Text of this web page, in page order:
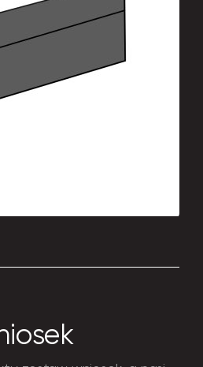
aby
wygląd i doskonały
elementy